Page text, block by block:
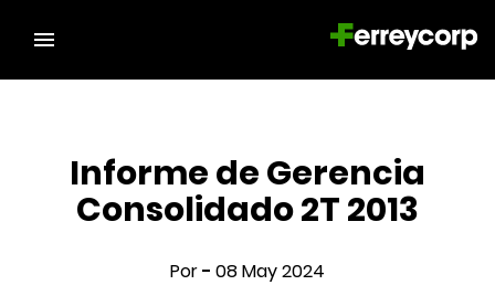
Informe de Gerencia
Consolidado 2T 2013
Por- 08 May 2024